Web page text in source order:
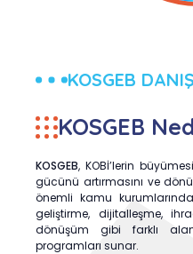
KOSGEB
KOSGEB
KOSGEB, KOBİ’lerin
gücünü artırmasını ve
önemli kamu
geliştirme, dijitalleşme,
dönüşüm gibi farklı
programları sunar.